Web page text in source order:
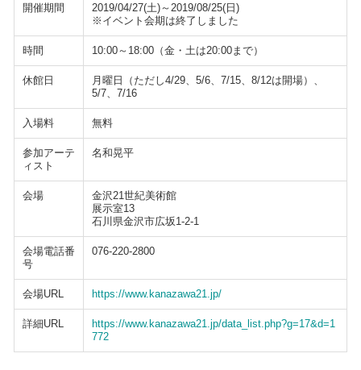
開催期間
2019/04/27(土)～2019/08/25(日)
※イベント会期は終了しました
時間 10:00～18:00（金・土は20:00まで）
休館日
月曜日（ただし4/29、5/6、7/15、8/12は開場）、
5/7、7/16
入場料 無料
参加アーテ
ィスト
名和晃平
会場
金沢21世紀美術館
展示室13
石川県金沢市広坂1-2-1
会場電話番
号
076-220-2800
会場URL https://www.kanazawa21.jp/
詳細URL
https://www.kanazawa21.jp/data_list.php?g=17&d=1
772